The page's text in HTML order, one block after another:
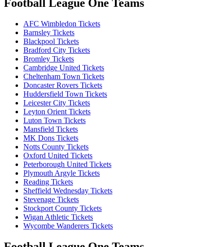
Football League One Teams
AFC Wimbledon Tickets
Barnsley Tickets
Blackpool Tickets
Bradford City Tickets
Bromley Tickets
Cambridge United Tickets
Cheltenham Town Tickets
Doncaster Rovers Tickets
Huddersfield Town Tickets
Leicester City Tickets
Leyton Orient Tickets
Luton Town Tickets
Mansfield Tickets
MK Dons Tickets
Notts County Tickets
Oxford United Tickets
Peterborough United Tickets
Plymouth Argyle Tickets
Reading Tickets
Sheffield Wednesday Tickets
Stevenage Tickets
Stockport County Tickets
Wigan Athletic Tickets
Wycombe Wanderers Tickets